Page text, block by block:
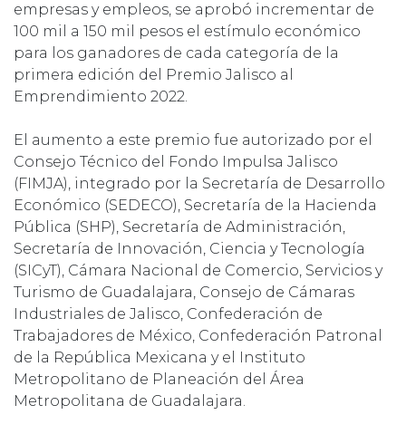
empresas y empleos, se aprobó incrementar de
100 mil a 150 mil pesos el estímulo económico
para los ganadores de cada categoría de la
primera edición del Premio Jalisco al
Emprendimiento 2022.
El aumento a este premio fue autorizado por el
Consejo Técnico del Fondo Impulsa Jalisco
(FIMJA), integrado por la Secretaría de Desarrollo
Económico (SEDECO), Secretaría de la Hacienda
Pública (SHP), Secretaría de Administración,
Secretaría de Innovación, Ciencia y Tecnología
(SICyT), Cámara Nacional de Comercio, Servicios y
Turismo de Guadalajara, Consejo de Cámaras
Industriales de Jalisco, Confederación de
Trabajadores de México, Confederación Patronal
de la República Mexicana y el Instituto
Metropolitano de Planeación del Área
Metropolitana de Guadalajara.